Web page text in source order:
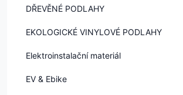
DŘEVĚNÉ PODLAHY
EKOLOGICKÉ VINYLOVÉ PODLAHY
Elektroinstalační materiál
EV & Ebike